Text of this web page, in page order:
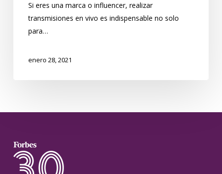
Si eres una marca o influencer, realizar
transmisiones en vivo es indispensable no solo
para…
enero 28, 2021